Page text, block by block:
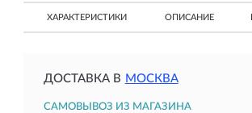
ХАРАКТЕРИСТИКИ ОПИСАНИЕ
ДОСТАВКА В МОСКВА
САМОВЫВОЗ ИЗ МАГАЗИНА